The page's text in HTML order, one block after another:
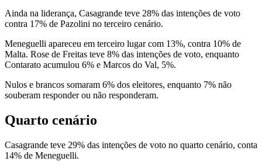
Ainda na liderança, Casagrande teve 28% das intenções de voto
contra 17% de Pazolini no terceiro cenário.
Meneguelli apareceu em terceiro lugar com 13%, contra 10% de
Malta. Rose de Freitas teve 8% das intenções de voto, enquanto
Contarato acumulou 6% e Marcos do Val, 5%.
Nulos e brancos somaram 6% dos eleitores, enquanto 7% não
souberam responder ou não responderam.
Quarto cenário
Casagrande teve 29% das intenções de voto no quarto cenário, conta
14% de Meneguelli.